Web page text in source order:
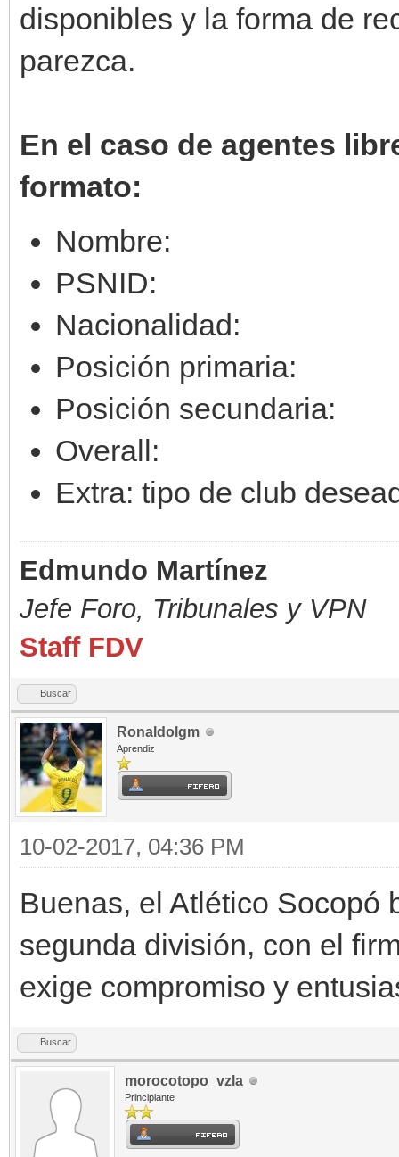
disponibles y la forma de
parezca.
En el caso de agentes
formato:
Nombre:
PSNID:
Nacionalidad:
Posición primaria:
Posición secundaria:
Overall:
Extra: tipo de club
Edmundo Martínez
Jefe Foro, Tribunales y VPN
Staff FDV
Buscar
Ronaldolgm
Aprendiz
10-02-2017, 04:36 PM
Buenas, el Atlético Socopó
segunda división, con el
exige compromiso y
Buscar
morocotopo_vzla
Principiante